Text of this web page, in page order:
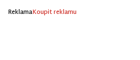
ReklamaKoupit reklamu